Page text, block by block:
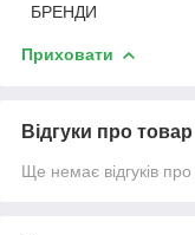
БРЕНДИ
Приховати
Відгуки про товар
Ще немає відгуків